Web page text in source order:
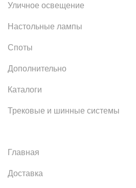
Уличное освещение
Настольные лампы
Споты
Дополнительно
Каталоги
Трековые и шинные системы
Главная
Доставка